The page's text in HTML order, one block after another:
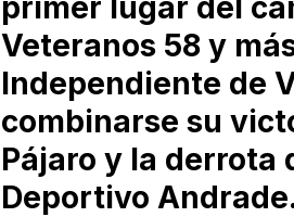
Veteranos 58 y
Independiente de
combinarse su
Pájaro y la derrota
Deportivo